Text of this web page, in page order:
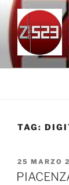
Salta
contenuto
TAG:
IL
25 MARZO